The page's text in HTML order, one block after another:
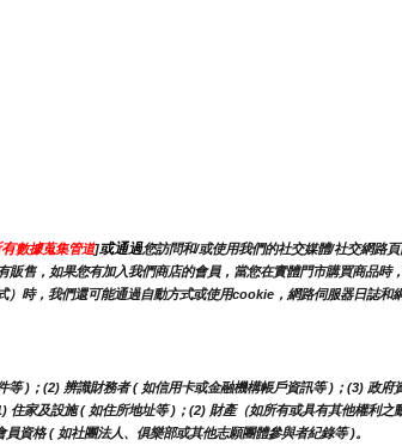
數據蒐集管道]或通過您訪問和/或使用我們的社交媒體/社交網路
售，如果您有加入我們商店的會員，當您在實體門市購買商品時
時，我們還可能通過自動方式或使用cookie，網路伺服器日誌和
)；(2) 辨識財務者 ( 如信用卡或金融機構帳戶資訊等 )；(3) 政府
家及設施 ( 如住所地址等 )；(2) 財產（如所有或具有其他權利之
資格 ( 如社團法人、俱樂部或其他志願團體參與者紀錄等 )。